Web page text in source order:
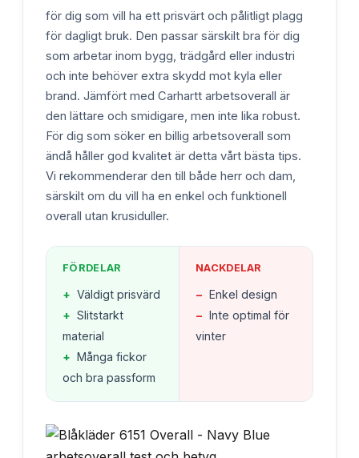
för dig som vill ha ett prisvärt och pålitligt plagg
för dagligt bruk. Den passar särskilt bra för dig
som arbetar inom bygg, trädgård eller industri
och inte behöver extra skydd mot kyla eller
brand. Jämfört med Carhartt arbetsoverall är
den lättare och smidigare, men inte lika robust.
För dig som söker en billig arbetsoverall som
ändå håller god kvalitet är detta vårt bästa tips.
Vi rekommenderar den till både herr och dam,
särskilt om du vill ha en enkel och funktionell
overall utan krusiduller.
FÖRDELAR
+ Väldigt prisvärd
+ Slitstarkt
material
+ Många fickor
och bra passform
NACKDELAR
− Enkel design
− Inte optimal för
vinter